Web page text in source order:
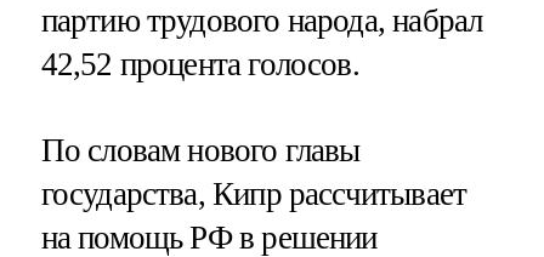
партию трудового народа, набрал
42,52 процента голосов.
По словам нового главы
государства, Кипр рассчитывает
на помощь РФ в решении